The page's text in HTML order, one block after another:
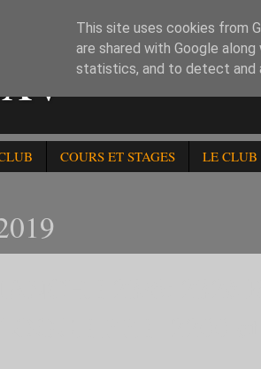
COURS ET STAGES LE CLUB
This site uses cookies from
are shared with Google
statistics, and to detect and